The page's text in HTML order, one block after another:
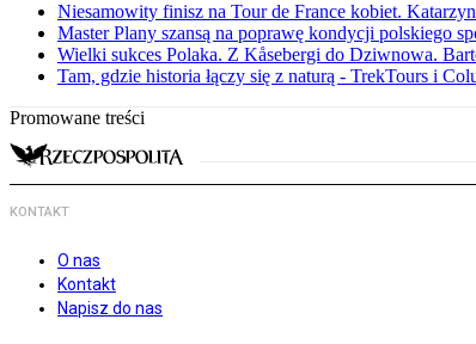
Niesamowity finisz na Tour de France kobiet.
Master Plany szansą na poprawę kondycji polskiego
Wielki sukces Polaka. Z Kåsebergi do Dziwnowa.
Tam, gdzie historia łączy się z naturą - TrekTours i
Promowane treści
KONTAKT
O nas
Kontakt
Napisz do nas